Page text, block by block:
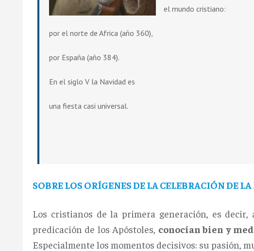
el mundo cristiano:
por el norte de Africa (año 360),
por España (año 384).
En el siglo V la Navidad es
una fiesta casi universal.
SOBRE LOS ORÍGENES DE LA CELEBRACIÓN DE
Los cristianos de la primera generación, es
predicación de los Apóstoles, conocían bien y
Especialmente los momentos decisivos: su pasión,